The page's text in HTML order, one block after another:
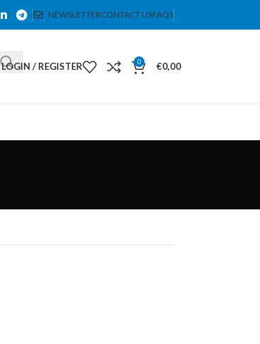
NEWSLETTERCONTACT USFAQS
LOGIN / REGISTER 0 €0,00